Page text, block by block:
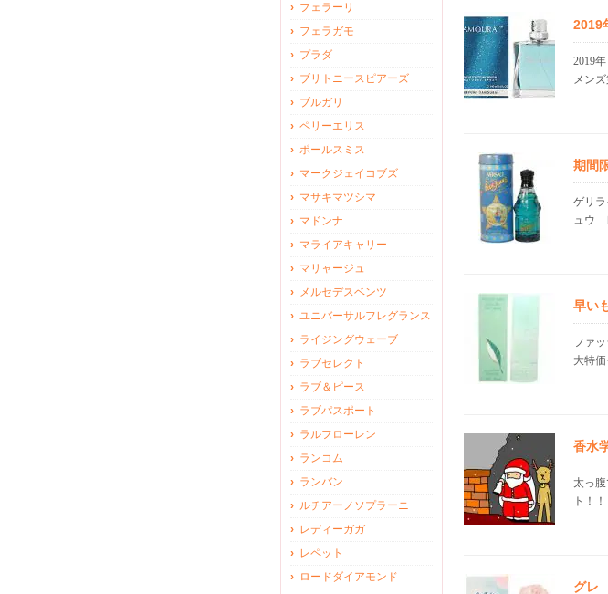
2019
2019
メン
期間
ゲリ
ュウ
早い
ファ
大特
香水
太っ
ト！
グレ
フェラーリ
フェラガモ
プラダ
ブリトニースピアーズ
ブルガリ
ペリーエリス
ポールスミス
マークジェイコブズ
マサキマツシマ
マドンナ
マライアキャリー
マリャージュ
メルセデスベンツ
ユニバーサルフレグランス
ライジングウェーブ
ラブセレクト
ラブ＆ピース
ラブパスポート
ラルフローレン
ランコム
ランバン
ルチアーノソプラーニ
レディーガガ
レペット
ロードダイアモンド